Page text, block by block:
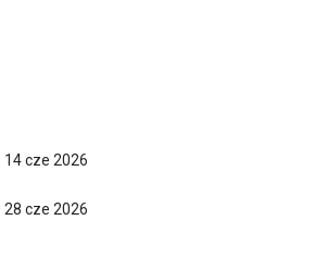
14 cze 2026
28 cze 2026